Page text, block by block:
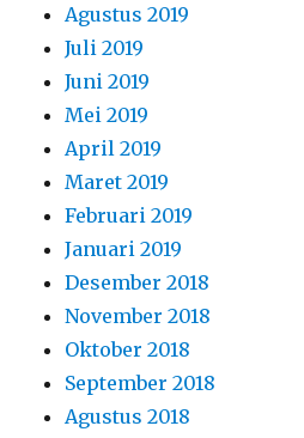
Agustus 2019
Juli 2019
Juni 2019
Mei 2019
April 2019
Maret 2019
Februari 2019
Januari 2019
Desember 2018
November 2018
Oktober 2018
September 2018
Agustus 2018